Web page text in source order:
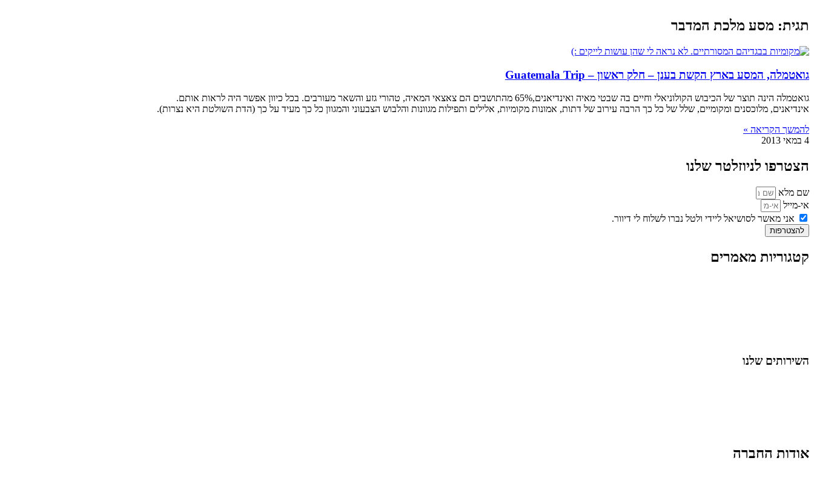
תגית: מסע מלכת המדבר
גואטמלה, המסע בארץ הקשת בענן – חלק ראשון – Guatemala Trip
גואטמלה הינה תוצר של הכיבוש הקולוניאלי וחיים בה שבטי מאיה ואינדיאנים,65% מהתושבים הם צאצאי המאיה, טהורי גזע והשאר מעורבים. בכל כיוון אפשר היה לראות אותם.
אינדיאנים, מלוכסנים ומקומיים, שלל של כל כך הרבה עירוב של דתות, אמונות מקומיות, אלילים ותפילות מגוונות והלבוש הצבעוני והמגוון כל כך מעיד על כך (הדת השולטת היא נצרות).
להמשך הקריאה »
4 במאי 2013
הצטרפו לניוזלטר שלנו
שם מלא
אי-מייל
אני מאשר לסושיאל ליידי ולטל נברו לשלוח לי דיוור.
להצטרפות
קטגוריות מאמרים
השירותים שלנו
אודות החברה